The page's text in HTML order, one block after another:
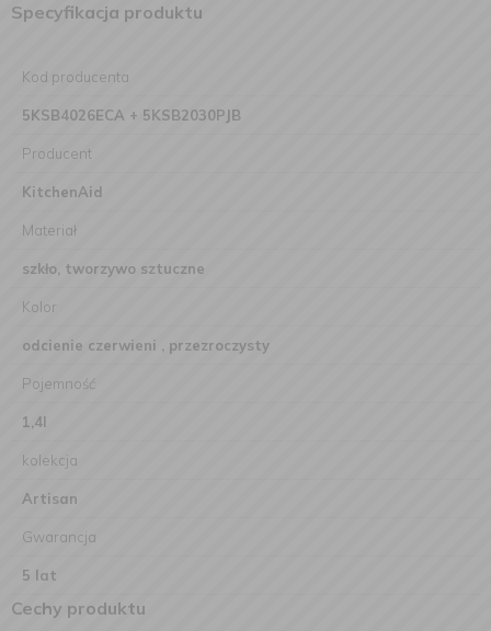
Specyfikacja produktu
Kod producenta
5KSB4026ECA + 5KSB2030PJB
Producent
KitchenAid
Materiał
szkło, tworzywo sztuczne
Kolor
odcienie czerwieni , przezroczysty
Pojemność
1,4l
kolekcja
Artisan
Gwarancja
5 lat
Cechy produktu